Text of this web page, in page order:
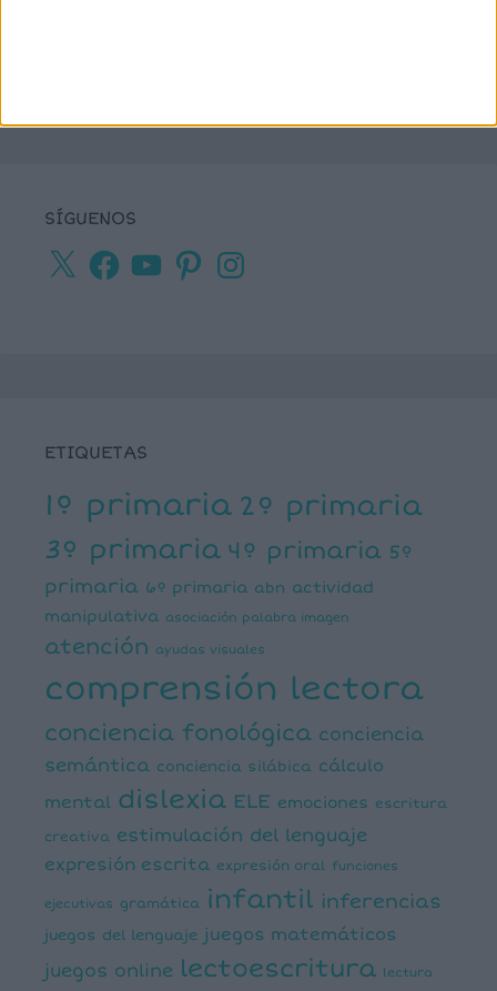
SÍGUENOS
X
Facebook
YouTubePinterestInstagram
ETIQUETAS
1º primaria 2º primaria
3º primaria 4º primaria 5º
primaria 6º primaria abn actividad
manipulativa asociación palabra imagen
atención ayudas visuales
comprensión lectora
conciencia fonológica conciencia
semántica conciencia silábica cálculo
mental dislexia ELE emociones escritura
creativa estimulación del lenguaje
expresión escrita expresión oral funciones
ejecutivas gramática infantil inferencias
juegos del lenguaje juegos matemáticos
juegos online lectoescritura lectura